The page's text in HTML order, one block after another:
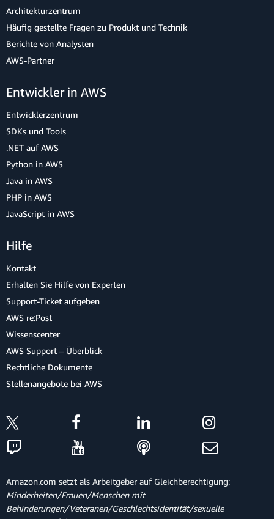
Architekturzentrum
Häufig gestellte Fragen zu Produkt und Technik
Berichte von Analysten
AWS-Partner
Entwickler in AWS
Entwicklerzentrum
SDKs und Tools
.NET auf AWS
Python in AWS
Java in AWS
PHP in AWS
JavaScript in AWS
Hilfe
Kontakt
Erhalten Sie Hilfe von Experten
Support-Ticket aufgeben
AWS re:Post
Wissenscenter
AWS Support – Überblick
Rechtliche Dokumente
Stellenangebote bei AWS
Amazon.com setzt als Arbeitgeber auf Gleichberechtigung:
Minderheiten/Frauen/Menschen mit
Behinderungen/Veteranen/Geschlechtsidentität/sexuelle